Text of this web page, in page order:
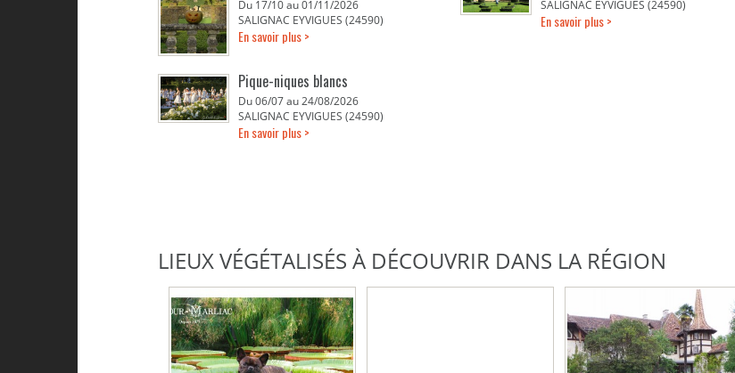
Du 17/10 au 01/11/2026
SALIGNAC EYVIGUES (24590)
En savoir plus >
SALIGNAC EYVIGUES (24590)
En savoir plus >
Pique-niques blancs
Du 06/07 au 24/08/2026
SALIGNAC EYVIGUES (24590)
En savoir plus >
LIEUX VÉGÉTALISÉS À DÉCOUVRIR DANS LA RÉGION